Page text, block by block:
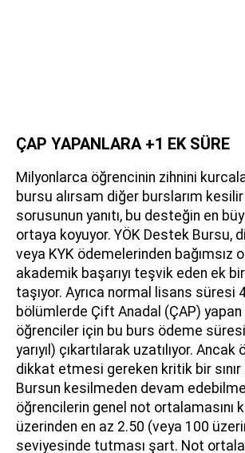
ÇAP YAPANLARA +1 EK SÜRE
Milyonlarca öğrencinin zihnini
bursu alırsam diğer burslarım
sorusunun yanıtı, bu desteğin en
ortaya koyuyor. YÖK Destek Bursu,
veya KYK ödemelerinden bağımsız
akademik başarıyı teşvik eden ek
taşıyor. Ayrıca normal lisans süresi
bölümlerde Çift Anadal (ÇAP) yapan
öğrenciler için bu burs ödeme süresi
yarıyıl) çıkartılarak uzatılıyor.
dikkat etmesi gereken kritik bir sınır
Bursun kesilmeden devam
öğrencilerin genel not ortalamasını
üzerinden en az 2.50 (veya 100
seviyesinde tutması şart. Not